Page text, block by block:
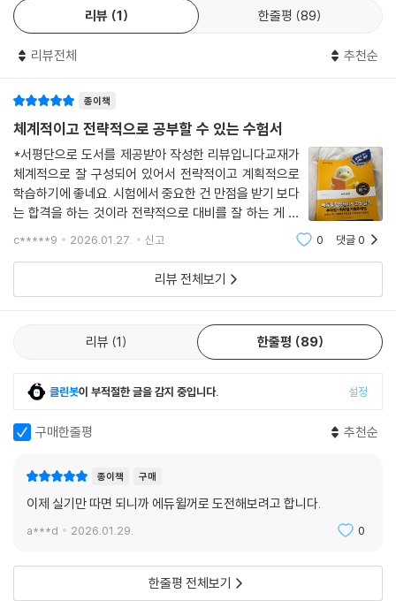
리뷰 1 한줄평 89
리뷰전체 추천순
종이책
체계적이고 전략적으로 공부할 수 있는 수험서
*서평단으로 도서를 제공받아 작성한 리뷰입니다교재가
체계적으로 잘 구성되어 있어서 전략적이고 계획적으로
학습하기에 좋네요. 시험에서 중요한 건 만점을 받기 보다
는 합격을 하는 것이라 전략적으로 대비를 잘 하는 게 중
요한데 시간을 절약하게 해줄 수험서라고 생각해요.공부
으니 어느 주제에서는 어떤 문제가 많이 빈출되고
c*****9 2026.01.27. 신고 0 댓글0
리뷰 전체보기
리뷰 1 한줄평 89
클린봇이 부적절한 글을 감지 중입니다. 설정
구매한줄평 추천순
종이책 구매
이제 실기만 따면 되니까 에듀윌꺼로 도전해보려고 합니다.
a***d 2026.01.29. 0
한줄평 전체보기